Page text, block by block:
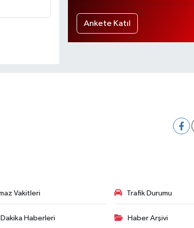
Ankete Katıl
Vakitleri Trafik Durumu
Haberleri Haber Arşivi